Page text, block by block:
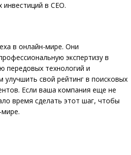
в СЕО.
в онлайн-мире. Они
экспертизу в
передовых технологий и
свой рейтинг в поисковых
Если ваша компания еще не
время сделать этот шаг, чтобы